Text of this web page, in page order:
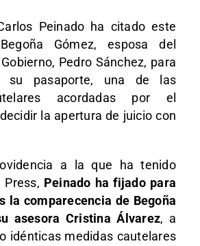
Peinado ha citado este
Gómez, esposa del
Pedro Sánchez, para
su pasaporte, una de las
acordadas por el
la apertura de juicio con
a la que ha tenido
Press, Peinado ha fijado para
la comparecencia de Begoña
asesora Cristina Álvarez, a
idénticas medidas cautelares